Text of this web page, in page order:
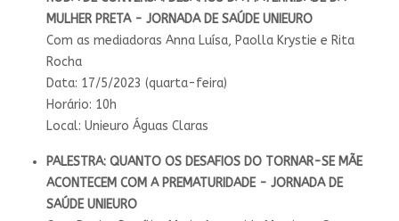
MULHER PRETA - JORNADA DE SAÚDE UNIEURO
Com as mediadoras Anna Luísa, Paolla Krystie e Rita
Rocha
Data: 17/5/2023 (quarta-feira)
Horário: 10h
Local: Unieuro Águas Claras
PALESTRA: QUANTO OS DESAFIOS DO TORNAR-SE MÃE
ACONTECEM COM A PREMATURIDADE - JORNADA DE
SAÚDE UNIEURO